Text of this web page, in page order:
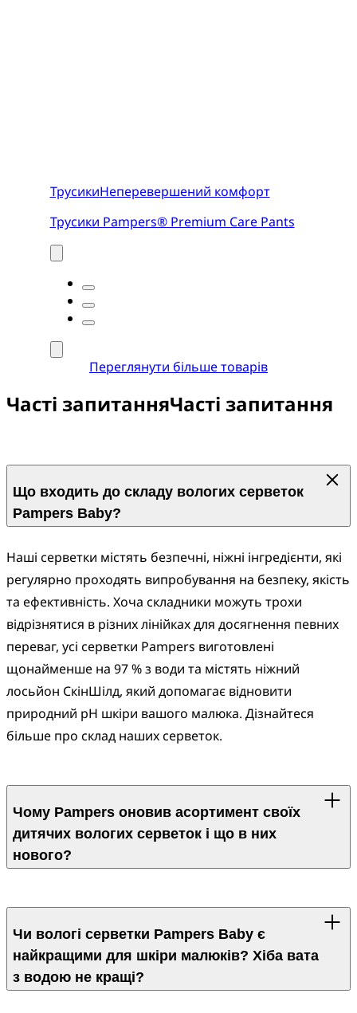
ТрусикиНеперевершений комфорт
Трусики Pampers® Premium Care Pants
Переглянути більше товарів
Часті запитанняЧасті запитання
Що входить до складу вологих серветок
Pampers Baby?
Наші серветки містять безпечні, ніжні інгредієнти, які
регулярно проходять випробування на безпеку, якість
та ефективність. Хоча складники можуть трохи
відрізнятися в різних лінійках для досягнення певних
переваг, усі серветки Pampers виготовлені
щонайменше на 97 % з води та містять ніжний
лосьйон СкінШілд, який допомагає відновити
природний pH шкіри вашого малюка. Дізнайтеся
більше про склад наших серветок.
Чому Pampers оновив асортимент своїх
дитячих вологих серветок і що в них
нового?
завжди адаптуємося до того, що найбільше потрібно
малюкам та їхнім родинам. Кожна родина унікальна,
тому ми оновили асортимент наших дитячих вологих
Чи вологі серветки Pampers Baby є
найкращими для шкіри малюків? Хіба вата
з водою не кращі?